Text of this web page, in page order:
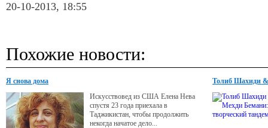
20-10-2013, 18:55
Похожие новости:
Я снова дома
Искусствовед из США Елена Нева
спустя 23 года приехала в
Таджикистан, чтобы продолжить
некогда начатое дело...
Толиб Шахиди &